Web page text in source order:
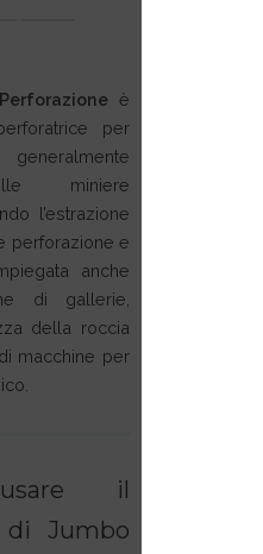
è
per
miniere
l’estrazione
perforazione e
anche
di gallerie,
della roccia
macchine per
il
di Jumbo